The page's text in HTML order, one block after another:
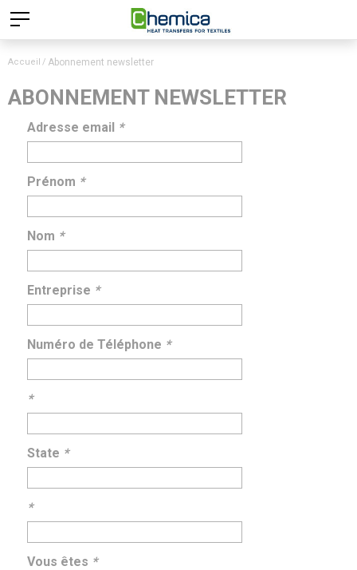
Accueil Abonnement newsletter
ABONNEMENT NEWSLETTER
Adresse email *
Prénom *
Nom *
Entreprise *
Numéro de Téléphone *
*
State *
*
Vous êtes *